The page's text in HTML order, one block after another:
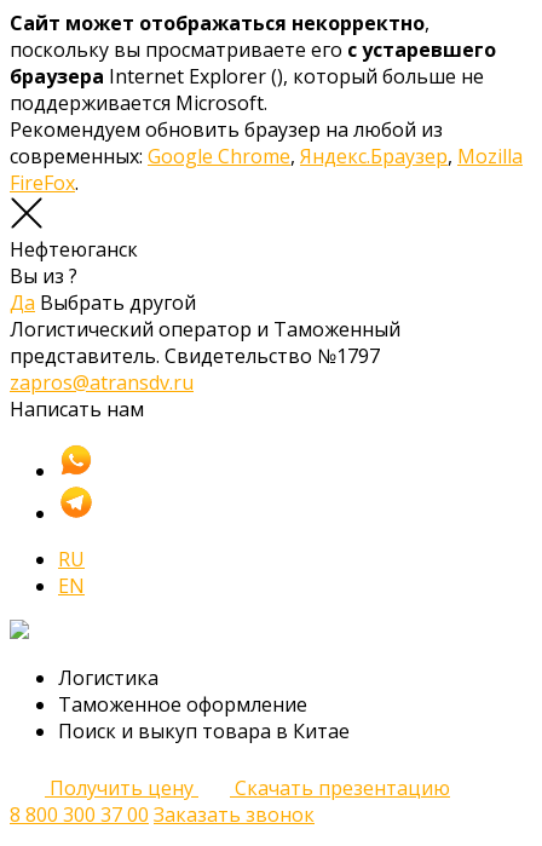
Сайт может отображаться некорректно,
поскольку вы просматриваете его с устаревшего
браузера Internet Explorer (), который больше не
поддерживается Microsoft.
Рекомендуем обновить браузер на любой из
современных: Google Chrome, Яндекс.Браузер, Mozilla
FireFox.
Нефтеюганск
Вы из ?
Да Выбрать другой
Логистический оператор и Таможенный
представитель. Свидетельство №1797
zapros@atransdv.ru
Написать нам
RU
EN
Логистика
Таможенное оформление
Поиск и выкуп товара в Китае
Получить цену
Скачать презентацию
8 800 300 37 00 Заказать звонок